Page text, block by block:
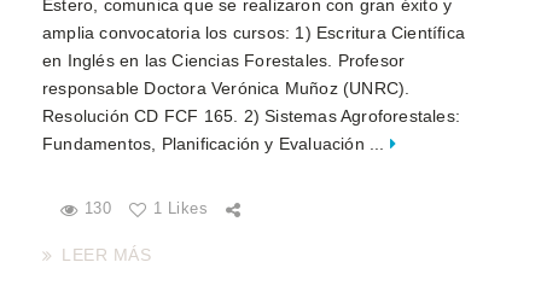
Estero, comunica que se realizaron con gran éxito y
amplia convocatoria los cursos: 1) Escritura Científica
en Inglés en las Ciencias Forestales. Profesor
responsable Doctora Verónica Muñoz (UNRC).
Resolución CD FCF 165. 2) Sistemas Agroforestales:
Fundamentos, Planificación y Evaluación ...
130 1 Likes
LEER MÁS